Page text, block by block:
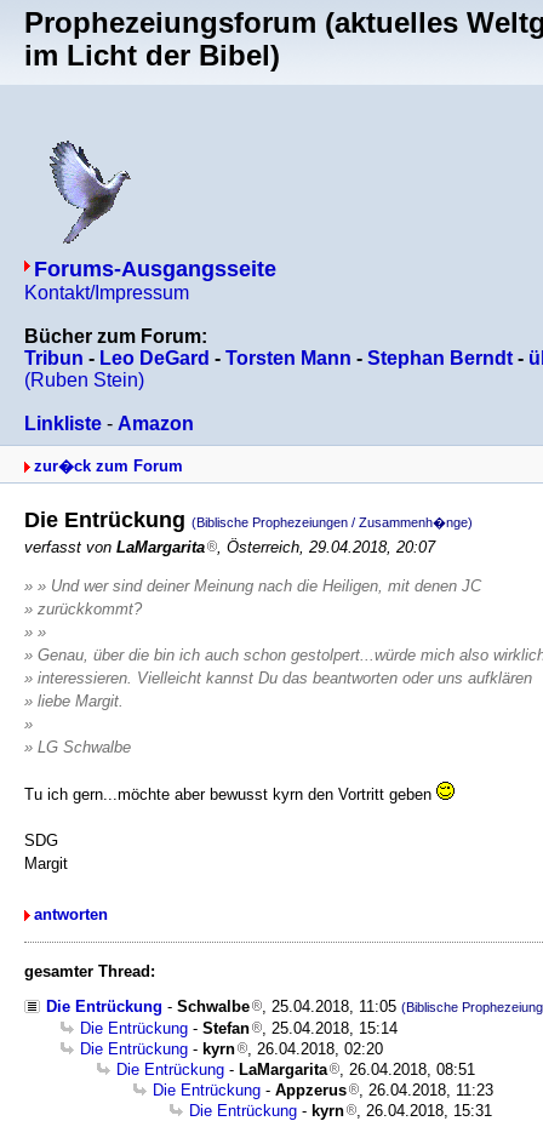
Prophezeiungsforum (aktuelles
im Licht der Bibel)
Forums-Ausgangsseite
Kontakt/Impressum
Bücher zum Forum:
Tribun - Leo DeGard - Torsten Mann - Stephan Berndt -
(Ruben Stein)
Linkliste - Amazon
zur�ck zum Forum
Die Entrückung (Biblische Prophezeiungen / Zusammenh�nge)
verfasst von LaMargarita , Österreich, 29.04.2018, 20:07
» » Und wer sind deiner Meinung nach die Heiligen, mit denen JC
» zurückkommt?
» »
» Genau, über die bin ich auch schon gestolpert...würde mich also
» interessieren. Vielleicht kannst Du das beantworten oder uns aufklären
» liebe Margit.
»
» LG Schwalbe
Tu ich gern...möchte aber bewusst kyrn den Vortritt geben
SDG
Margit
antworten
gesamter Thread:
Die Entrückung - Schwalbe , 25.04.2018, 11:05 (Biblische
Die Entrückung - Stefan
, 25.04.2018, 15:14
Die Entrückung - kyrn
, 26.04.2018, 02:20
Die Entrückung - LaMargarita
, 26.04.2018, 08:51
Die Entrückung - Appzerus
, 26.04.2018, 11:23
Die Entrückung - kyrn
, 26.04.2018, 15:31